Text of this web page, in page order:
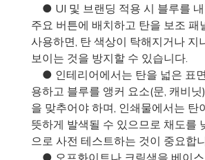
● UI 및 브랜딩 적용 시 블루를
주요 버튼에 배치하고 탄을 보조 패
사용하면, 탄 색상이 탁해지거나 지
보이는 것을 방지할 수 있습니다.
● 인테리어에서는 탄을 넓은 표
용하고 블루를 앵커 요소(문, 캐비
을 맞추어야 하며, 인쇄물에서는 탄
뜻하게 발색될 수 있으므로 채도를
으로 사전 테스트하는 것이 중요합
● 오프화이트나 크림색을 베이